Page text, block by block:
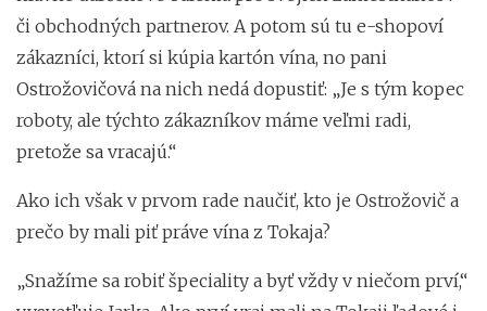
či obchodných partnerov. A potom sú tu e-shopoví
zákazníci, ktorí si kúpia kartón vína, no pani
Ostrožovičová na nich nedá dopustiť: „Je s tým kopec
roboty, ale týchto zákazníkov máme veľmi radi,
pretože sa vracajú.“
Ako ich však v prvom rade naučiť, kto je Ostrožovič a
prečo by mali piť práve vína z Tokaja?
„Snažíme sa robiť špeciality a byť vždy v niečom prví,“